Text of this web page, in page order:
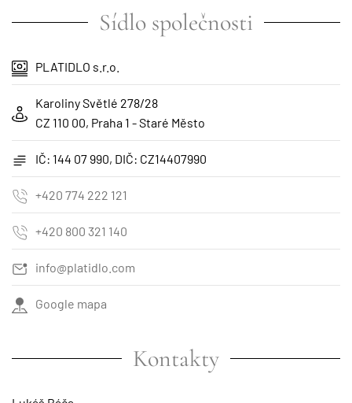
Sídlo společnosti
PLATIDLO s.r.o.
Karoliny Světlé 278/28
CZ 110 00, Praha 1 - Staré Město
IČ: 144 07 990, DIČ: CZ14407990
+420 774 222 121
+420 800 321 140
info@platidlo.com
Google mapa
Kontakty